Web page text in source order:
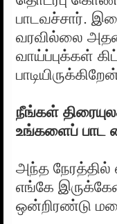
பாடவச்சார்.
வரவில்லை
வாய்ப்புக்கள்
நீங்கள்
உங்களைப் பாட
அந்த
எங்கே
ஒன்றிரண்டு